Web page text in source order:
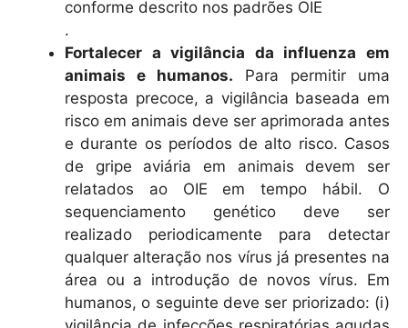
conforme descrito nos padrões OIE
.
Fortalecer a vigilância da influenza em
animais e humanos. Para permitir uma
resposta precoce, a vigilância baseada em
risco em animais deve ser aprimorada antes
e durante os períodos de alto risco. Casos
de gripe aviária em animais devem ser
relatados ao OIE em tempo hábil. O
sequenciamento genético deve ser
realizado periodicamente para detectar
qualquer alteração nos vírus já presentes na
área ou a introdução de novos vírus. Em
humanos, o seguinte deve ser priorizado: (i)